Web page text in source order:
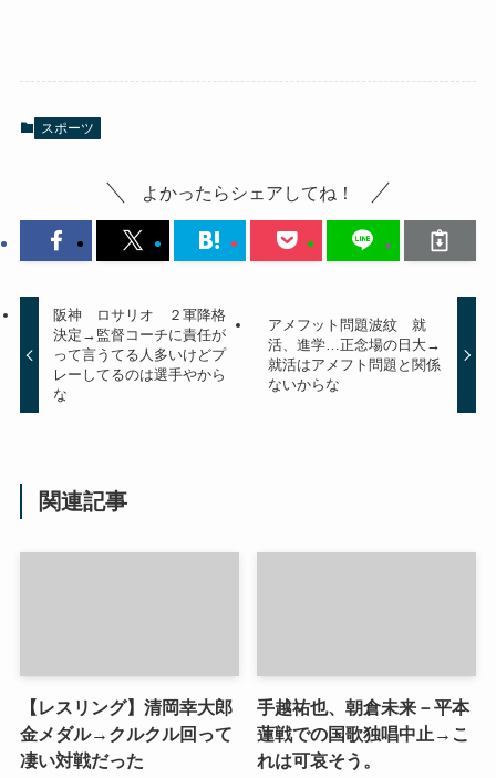
スポーツ
よかったらシェアしてね！
阪神 ロサリオ ２軍降格
決定→監督コーチに責任が
って言うてる人多いけどプ
レーしてるのは選手やから
な
アメフット問題波紋 就
活、進学…正念場の日大→
就活はアメフト問題と関係
ないからな
関連記事
【レスリング】清岡幸大郎
金メダル→クルクル回って
凄い対戦だった
手越祐也、朝倉未来－平本
蓮戦での国歌独唱中止→こ
れは可哀そう。